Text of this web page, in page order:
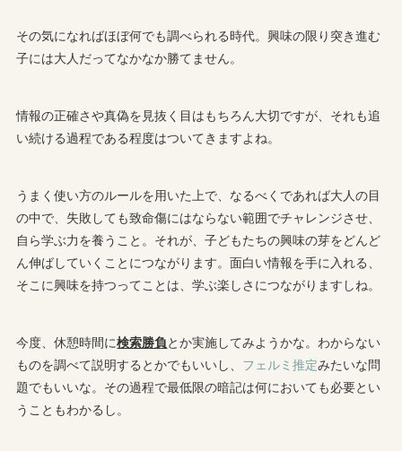
その気になればほぼ何でも調べられる時代。興味の限り突き進む
子には大人だってなかなか勝てません。
情報の正確さや真偽を見抜く目はもちろん大切ですが、それも追
い続ける過程である程度はついてきますよね。
うまく使い方のルールを用いた上で、なるべくであれば大人の目
の中で、失敗しても致命傷にはならない範囲でチャレンジさせ、
自ら学ぶ力を養うこと。それが、子どもたちの興味の芽をどんど
ん伸ばしていくことにつながります。面白い情報を手に入れる、
そこに興味を持つってことは、学ぶ楽しさにつながりますしね。
今度、休憩時間に検索勝負とか実施してみようかな。わからない
ものを調べて説明するとかでもいいし、 フェルミ推定みたいな問
題でもいいな。その過程で最低限の暗記は何においても必要とい
うこともわかるし。